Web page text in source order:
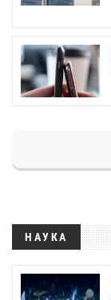
НАУКА